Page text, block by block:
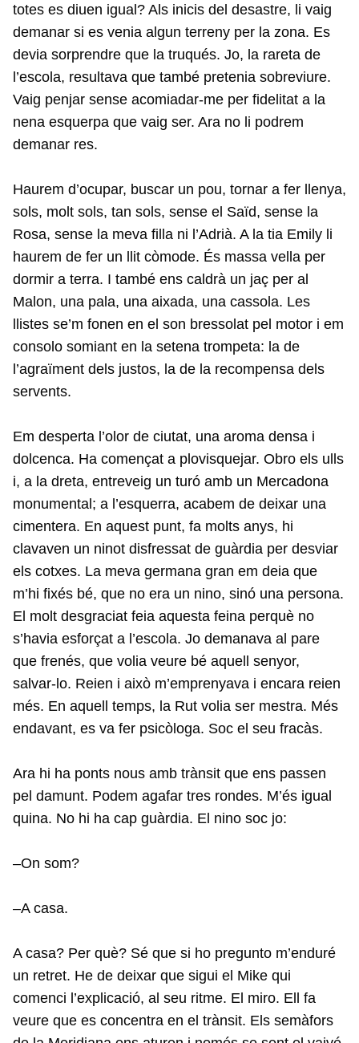
totes es diuen igual? Als inicis del desastre, li vaig
demanar si es venia algun terreny per la zona. Es
devia sorprendre que la truqués. Jo, la rareta de
l’escola, resultava que també pretenia sobreviure.
Vaig penjar sense acomiadar-me per fidelitat a la
nena esquerpa que vaig ser. Ara no li podrem
demanar res.
Haurem d’ocupar, buscar un pou, tornar a fer llenya,
sols, molt sols, tan sols, sense el Saïd, sense la
Rosa, sense la meva filla ni l’Adrià. A la tia Emily li
haurem de fer un llit còmode. És massa vella per
dormir a terra. I també ens caldrà un jaç per al
Malon, una pala, una aixada, una cassola. Les
llistes se’m fonen en el son bressolat pel motor i em
consolo somiant en la setena trompeta: la de
l’agraïment dels justos, la de la recompensa dels
servents.
Em desperta l’olor de ciutat, una aroma densa i
dolcenca. Ha començat a plovisquejar. Obro els ulls
i, a la dreta, entreveig un turó amb un Mercadona
monumental; a l’esquerra, acabem de deixar una
cimentera. En aquest punt, fa molts anys, hi
clavaven un ninot disfressat de guàrdia per desviar
els cotxes. La meva germana gran em deia que
m’hi fixés bé, que no era un nino, sinó una persona.
El molt desgraciat feia aquesta feina perquè no
s’havia esforçat a l’escola. Jo demanava al pare
que frenés, que volia veure bé aquell senyor,
salvar-lo. Reien i això m’emprenyava i encara reien
més. En aquell temps, la Rut volia ser mestra. Més
endavant, es va fer psicòloga. Soc el seu fracàs.
Ara hi ha ponts nous amb trànsit que ens passen
pel damunt. Podem agafar tres rondes. M’és igual
quina. No hi ha cap guàrdia. El nino soc jo:
–On som?
–A casa.
A casa? Per què? Sé que si ho pregunto m’enduré
un retret. He de deixar que sigui el Mike qui
comenci l’explicació, al seu ritme. El miro. Ell fa
veure que es concentra en el trànsit. Els semàfors